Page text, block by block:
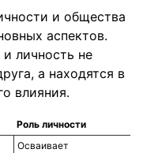
и общества
аспектов.
личность не
а находятся в
влияния.
Роль личности
Осваивает